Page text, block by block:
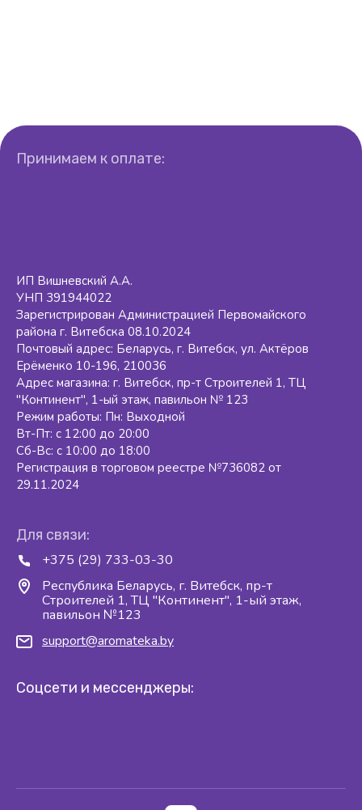
Для связи:
+375 (29) 733-03-30
Республика Беларусь, г. Витебск, пр-т
Строителей 1, ТЦ "Континент", 1-ый этаж,
павильон №123
support@aromateka.by
Соцсети и мессенджеры:
Принимаем к оплате:
ИП Вишневский А.А.
УНП 391944022
Зарегистрирован Администрацией Первомайского
района г. Витебска 08.10.2024
Почтовый адрес: Беларусь, г. Витебск, ул. Актёров
Ерёменко 10-196, 210036
Адрес магазина: г. Витебск, пр-т Строителей 1, ТЦ
"Континент", 1-ый этаж, павильон № 123
Режим работы: Пн: Выходной
Вт-Пт: с 12:00 до 20:00
Сб-Вс: с 10:00 до 18:00
Регистрация в торговом реестре №736082 от
29.11.2024